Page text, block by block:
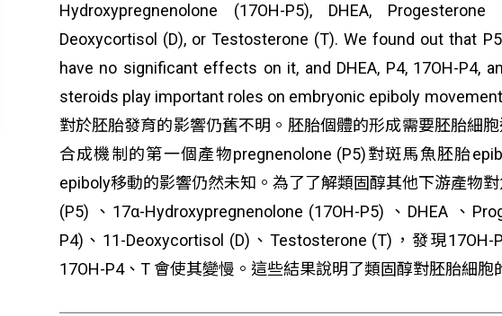
Hydroxypregnenolone (17OH-P5), DHEA,
Deoxycortisol (D), or Testosterone (T). We found out that
have no significant effects on it, and DHEA, P4, 17OH-P4,
steroids play important roles on embryonic epiboly
對於胚胎發育的影響仍舊不明。胚胎個體的形成需要胚胎細
合成機制的第一個產物pregnenolone (P5)對斑馬魚胚胎
epiboly移動的影響仍然未知。為了了解類固醇其他下游產物
(P5) 、17α-Hydroxypregnenolone (17OH-P5) 、DHEA 、
P4)、11-Deoxycortisol (D)、Testosterone (T)，發現
17OH-P4、T 會使其變慢。這些結果說明了類固醇對胚胎細